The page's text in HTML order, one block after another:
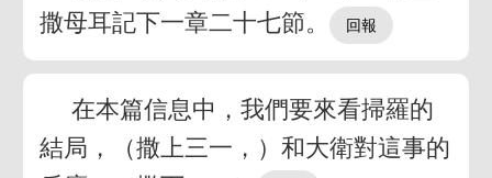
撒母耳記下一章二十七節。
在本篇信息中，我們要來看掃羅的
結局，（撒上三一，）和大衛對這事的